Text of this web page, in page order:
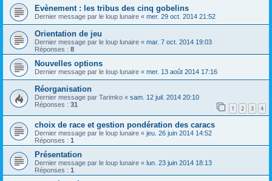
Evènement : les tribus des cinq gobelins
Dernier message par le loup lunaire « mer. 29 oct. 2014 21:52
Orientation de jeu
Dernier message par le loup lunaire « mar. 7 oct. 2014 19:03
Réponses : 8
Nouvelles options
Dernier message par le loup lunaire « mer. 13 août 2014 17:16
Réorganisation
Dernier message par Tarimko « sam. 12 juil. 2014 20:10
Réponses : 31 1 2 3 4
choix de race et gestion pondération des caracs
Dernier message par le loup lunaire « jeu. 26 juin 2014 14:52
Réponses : 1
Présentation
Dernier message par le loup lunaire « lun. 23 juin 2014 18:13
Réponses : 1